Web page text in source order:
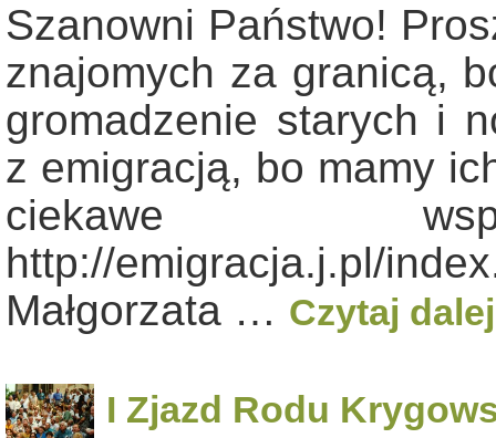
Szanowni Państwo!
znajomych za granicą,
gromadzenie starych i
z emigracją, bo mamy
ciekawe
http://emigracja.j.pl/
Małgorzata … Czytaj
I Zjazd Rodu